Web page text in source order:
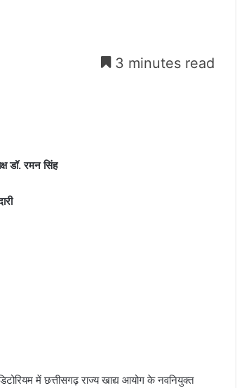
3 minutes read
डॉ. रमन सिंह
में छत्तीसगढ़ राज्य खाद्य आयोग के नवनियुक्त